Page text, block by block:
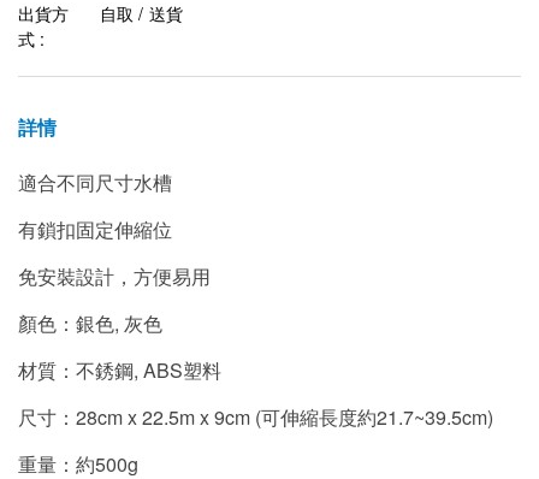
出貨方
式 :
自取 / 送貨
詳情
適合不同尺寸水槽
有鎖扣固定伸縮位
免安裝設計，方便易用
顏色：銀色, 灰色
材質：不銹鋼, ABS塑料
尺寸：28cm x 22.5m x 9cm (可伸縮長度約21.7~39.5cm)
重量：約500g